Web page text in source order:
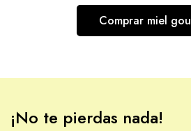
Comprar miel
¡No te pierdas nada!